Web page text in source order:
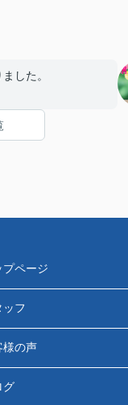
した。
プページ
ッフ
様の声
グ